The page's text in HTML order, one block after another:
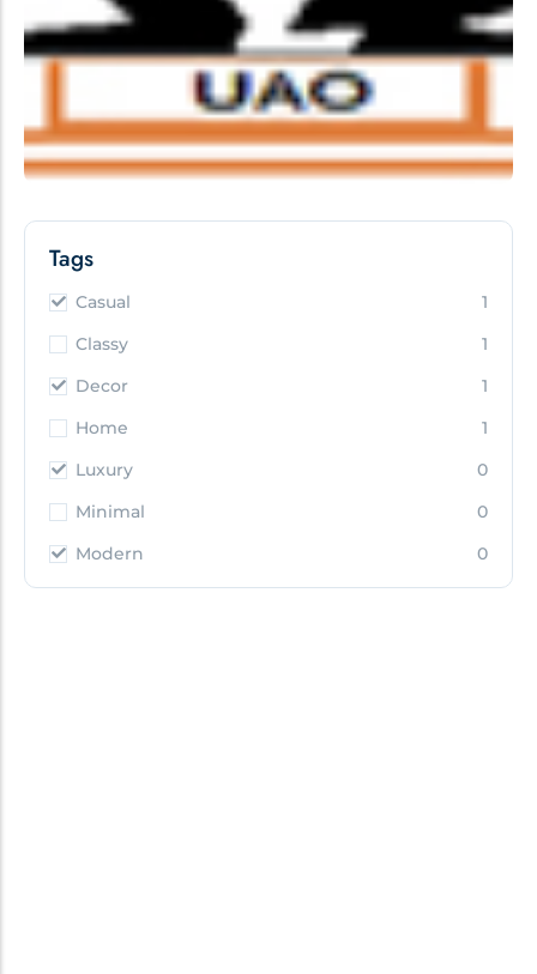
Tags
Casual
1
Classy
1
Decor
1
Home
1
Luxury
0
Minimal
0
Modern
0